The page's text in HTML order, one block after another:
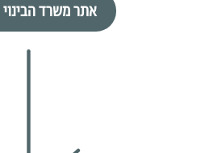
אתר משרד הבינוי